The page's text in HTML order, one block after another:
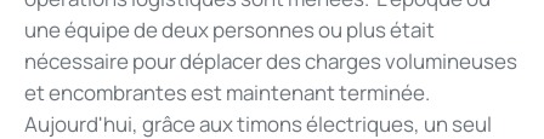
une équipe de deux personnes ou plus était
nécessaire pour déplacer des charges volumineuses
et encombrantes est maintenant terminée.
Aujourd'hui, grâce aux timons électriques, un seul